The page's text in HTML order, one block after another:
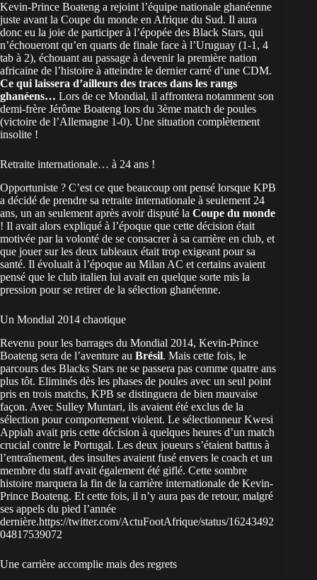
Kevin-Prince Boateng a rejoint l’équipe nationale ghanéenne
juste avant la Coupe du monde en Afrique du Sud. Il aura
donc eu la joie de participer à l’épopée des Black Stars, qui
n’échoueront qu’en quarts de finale face à l’Uruguay (1-1, 4
tab à 2), échouant au passage à devenir la première nation
africaine de l’histoire à atteindre le dernier carré d’une CDM.
Ce qui laissera d’ailleurs des traces dans les rangs
ghanéens… Lors de ce Mondial, il affrontera notamment son
demi-frère Jérôme Boateng lors du 3ème match de poules
(victoire de l’Allemagne 1-0). Une situation complètement
insolite !
Retraite internationale… à 24 ans !
Opportuniste ? C’est ce que beaucoup ont pensé lorsque KPB
a décidé de prendre sa retraite internationale à seulement 24
ans, un an seulement après avoir disputé la Coupe du monde
! Il avait alors expliqué à l’époque que cette décision était
motivée par la volonté de se consacrer à sa carrière en club, et
que jouer sur les deux tableaux était trop exigeant pour sa
santé. Il évoluait à l’époque au Milan AC et certains avaient
pensé que le club italien lui avait en quelque sorte mis la
pression pour se retirer de la sélection ghanéenne.
Un Mondial 2014 chaotique
Revenu pour les barrages du Mondial 2014, Kevin-Prince
Boateng sera de l’aventure au Brésil. Mais cette fois, le
parcours des Blacks Stars ne se passera pas comme quatre ans
plus tôt. Eliminés dès les phases de poules avec un seul point
pris en trois matchs, KPB se distinguera de bien mauvaise
façon. Avec Sulley Muntari, ils avaient été exclus de la
sélection pour comportement violent. Le sélectionneur Kwesi
Appiah avait pris cette décision à quelques heures d’un match
crucial contre le Portugal. Les deux joueurs s’étaient battus à
l’entraînement, des insultes avaient fusé envers le coach et un
membre du staff avait également été giflé. Cette sombre
histoire marquera la fin de la carrière internationale de Kevin-
Prince Boateng. Et cette fois, il n’y aura pas de retour, malgré
ses appels du pied l’année
dernière.https://twitter.com/ActuFootAfrique/status/16243492
04817539072
Une carrière accomplie mais des regrets